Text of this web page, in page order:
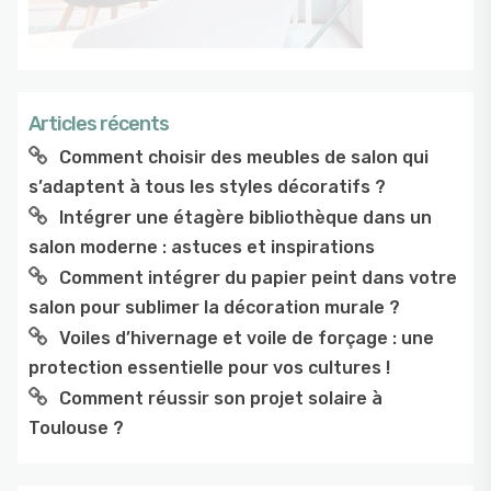
Articles récents
Comment choisir des meubles de salon qui
s’adaptent à tous les styles décoratifs ?
Intégrer une étagère bibliothèque dans un
salon moderne : astuces et inspirations
Comment intégrer du papier peint dans votre
salon pour sublimer la décoration murale ?
Voiles d’hivernage et voile de forçage : une
protection essentielle pour vos cultures !
Comment réussir son projet solaire à
Toulouse ?